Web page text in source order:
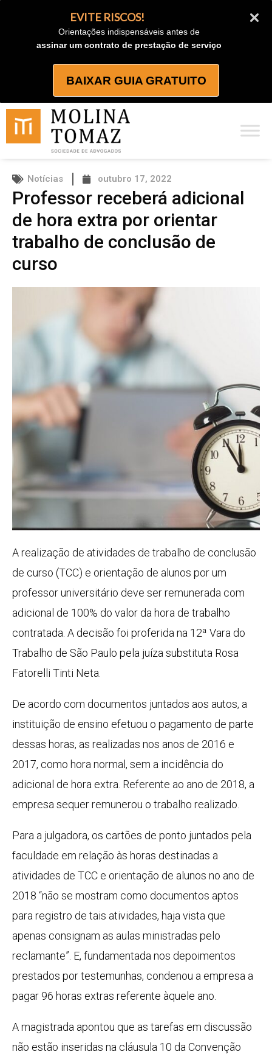
EVITE RISCOS!
Orientações indispensáveis antes de
assinar um contrato de prestação de serviço
BAIXAR GUIA GRATUITO
Notícias outubro 17, 2022
Professor receberá adicional
de hora extra por orientar
trabalho de conclusão de
curso
A realização de atividades de trabalho de conclusão
de curso (TCC) e orientação de alunos por um
professor universitário deve ser remunerada com
adicional de 100% do valor da hora de trabalho
contratada. A decisão foi proferida na 12ª Vara do
Trabalho de São Paulo pela juíza substituta Rosa
Fatorelli Tinti Neta.
De acordo com documentos juntados aos autos, a
instituição de ensino efetuou o pagamento de parte
dessas horas, as realizadas nos anos de 2016 e
2017, como hora normal, sem a incidência do
adicional de hora extra. Referente ao ano de 2018, a
empresa sequer remunerou o trabalho realizado.
Para a julgadora, os cartões de ponto juntados pela
faculdade em relação às horas destinadas a
atividades de TCC e orientação de alunos no ano de
2018 “não se mostram como documentos aptos
para registro de tais atividades, haja vista que
apenas consignam as aulas ministradas pelo
reclamante”. E, fundamentada nos depoimentos
prestados por testemunhas, condenou a empresa a
pagar 96 horas extras referente àquele ano.
A magistrada apontou que as tarefas em discussão
não estão inseridas na cláusula 10 da Convenção